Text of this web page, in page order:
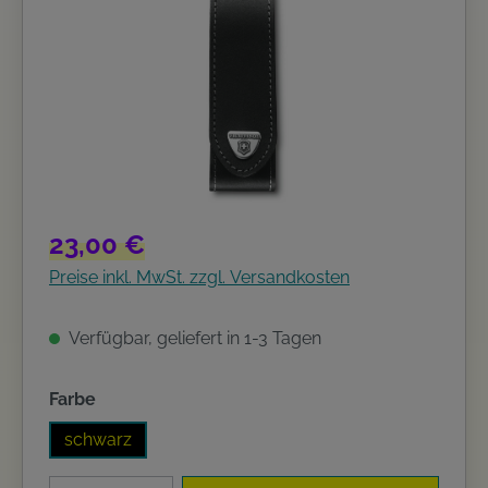
Regulärer Preis:
23,00 €
Preise inkl. MwSt. zzgl. Versandkosten
Verfügbar, geliefert in 1-3 Tagen
Farbe
schwarz